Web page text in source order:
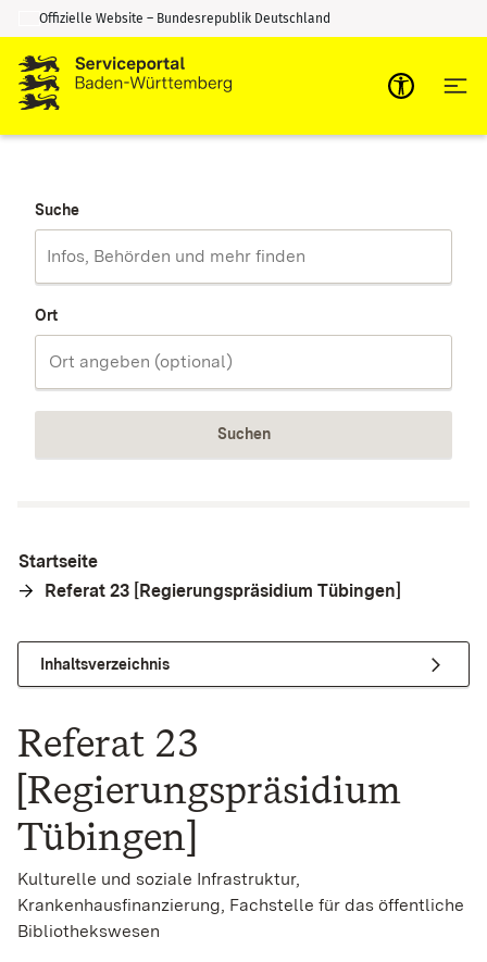
Zum Inhalt springen
Zur Suche springen
Offizielle Website – Bundesrepublik Deutschland
Suche
Ort
Suchen
Startseite
Referat 23 [Regierungspräsidium Tübingen]
Inhaltsverzeichnis
Referat 23
[Regierungspräsidium
Tübingen]
Kulturelle und soziale Infrastruktur,
Krankenhausfinanzierung, Fachstelle für das öffentliche
Bibliothekswesen